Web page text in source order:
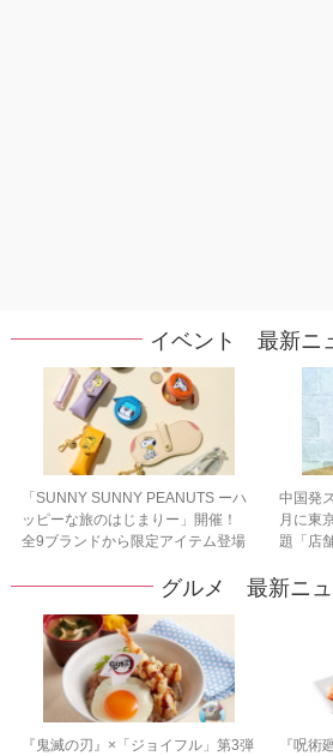
イベント 最新ニ
「SUNNY SUNNY PEANUTS ーハ
ッピーな旅のはじまりー」開催！
全9ブランドから限定アイテム登場
中国発
月に東
題「店
グルメ 最新ニ
『鬼滅の刃』×「ジョイフル」第3弾
『呪術